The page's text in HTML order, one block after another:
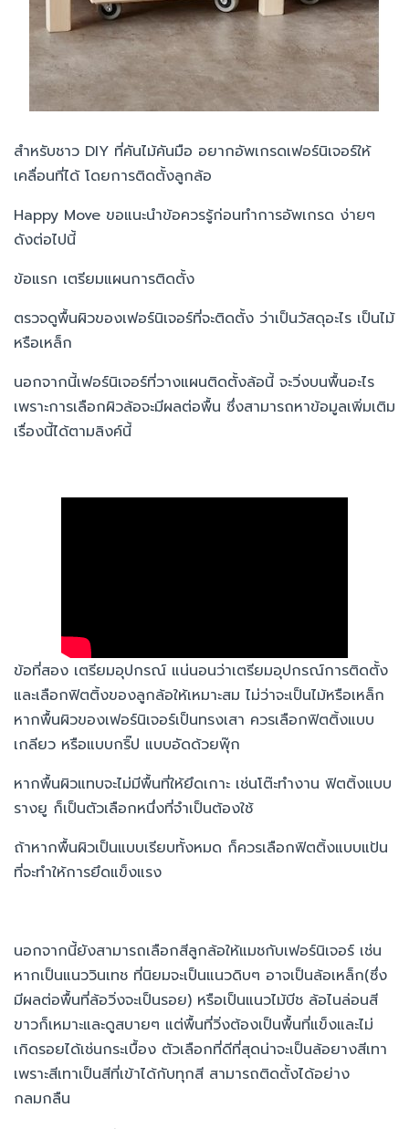
สำหรับชาว DIY ที่คันไม้คันมือ อยากอัพเกรดเฟอร์นิเจอร์ให้
เคลื่อนที่ได้ โดยการติดตั้งลูกล้อ
Happy Move ขอแนะนำข้อควรรู้ก่อนทำการอัพเกรด ง่ายๆ
ดังต่อไปนี้
ข้อแรก เตรียมแผนการติดตั้ง
ตรวจดูพื้นผิวของเฟอร์นิเจอร์ที่จะติดตั้ง ว่าเป็นวัสดุอะไร เป็นไม้
หรือเหล็ก
นอกจากนี้เฟอร์นิเจอร์ที่วางแผนติดตั้งล้อนี้ จะวิ่งบนพื้นอะไร
เพราะการเลือกผิวล้อจะมีผลต่อพื้น ซึ่งสามารถหาข้อมูลเพิ่มเติม
เรื่องนี้ได้ตามลิงค์นี้
ข้อที่สอง เตรียมอุปกรณ์ แน่นอนว่าเตรียมอุปกรณ์การติดตั้ง
และเลือกฟิตติ้งของลูกล้อให้เหมาะสม ไม่ว่าจะเป็นไม้หรือเหล็ก
หากพื้นผิวของเฟอร์นิเจอร์เป็นทรงเสา ควรเลือกฟิตติ้งแบบ
เกลียว หรือแบบกริ๊ป แบบอัดด้วยพุ๊ก
หากพื้นผิวแทบจะไม่มีพื้นที่ให้ยึดเกาะ เช่นโต๊ะทำงาน ฟิตติ้งแบบ
รางยู ก็เป็นตัวเลือกหนึ่งที่จำเป็นต้องใช้
ถ้าหากพื้นผิวเป็นแบบเรียบทั้งหมด ก็ควรเลือกฟิตติ้งแบบแป้น
ที่จะทำให้การยึดแข็งแรง
นอกจากนี้ยังสามารถเลือกสีลูกล้อให้แมชกับเฟอร์นิเจอร์ เช่น
หากเป็นแนววินเทช ที่นิยมจะเป็นแนวดิบๆ อาจเป็นล้อเหล็ก(ซึ่ง
มีผลต่อพื้นที่ล้อวิ่งจะเป็นรอย) หรือเป็นแนวไม้บีช ล้อไนล่อนสี
ขาวก็เหมาะและดูสบายๆ แต่พื้นที่วิ่งต้องเป็นพื้นที่แข็งและไม่
เกิดรอยได้เช่นกระเบื้อง ตัวเลือกที่ดีที่สุดน่าจะเป็นล้อยางสีเทา
เพราะสีเทาเป็นสีที่เข้าได้กับทุกสี สามารถติดตั้งได้อย่าง
กลมกลืน